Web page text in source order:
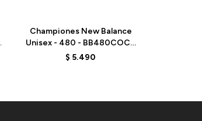
Championes New Balance
Unisex - 480 - BB480COC -
ELD
$ 5.490